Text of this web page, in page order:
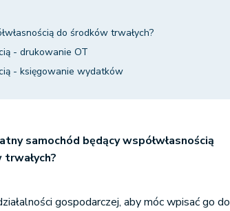
do środków trwałych?
- drukowanie OT
- księgowanie wydatków
samochód będący współwłasnością
gospodarczej, aby móc wpisać go do